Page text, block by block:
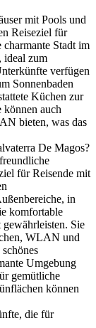
mit Pools und
Reiseziel für
charmante Stadt im
ideal zum
verfügen
Sonnenbaden
Küchen zur
können auch
bieten, was das
De Magos?
für Reisende mit
in
komfortable
Sie
WLAN und
Umgebung
gemütliche
können
die für